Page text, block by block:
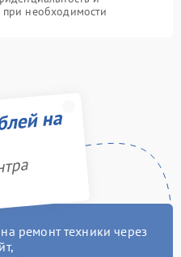
необходимости
на
ремонт техники через